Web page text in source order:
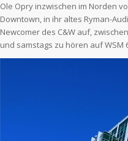
Ole Opry inzwischen im Norden
Downtown, in ihr altes Ryman-
Newcomer des C&W auf,
und samstags zu hören auf WSM